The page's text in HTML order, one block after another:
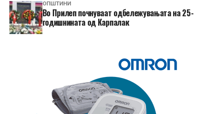
ОПШТИНИ
Во Прилеп почнуваат одбележувањата на 25-
годишнината од Карпалак